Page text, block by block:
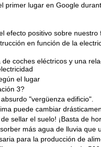
primer lugar en Google
efecto positivo sobre
en función de la
coches eléctricos y una
el lugar
3?
"vergüenza edificio".
puede cambiar
sellar el suelo! ¡Basta de
más agua de lluvia que
para la producción de